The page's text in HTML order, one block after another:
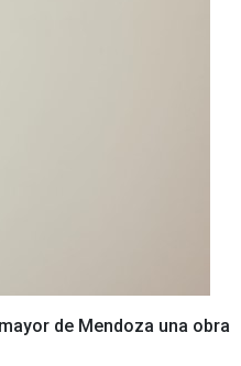
de Mendoza una obra